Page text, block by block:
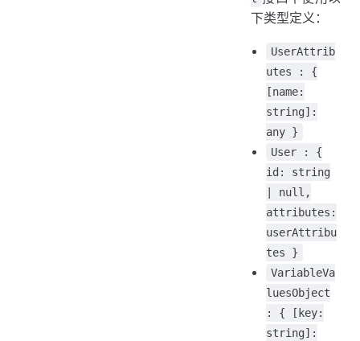
下类型定义：
UserAttrib
utes : {
[name:
string]:
any }
User : {
id: string
| null,
attributes:
userAttribu
tes }
VariableVa
luesObject
: { [key:
string]: